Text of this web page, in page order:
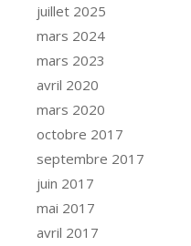
juillet 2025
mars 2024
mars 2023
avril 2020
mars 2020
octobre 2017
septembre 2017
juin 2017
mai 2017
avril 2017